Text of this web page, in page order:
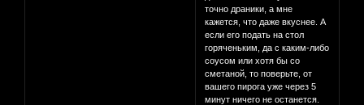
точно драники, а мне
кажется, что даже вкуснее. А
если его подать на стол
горяченьким, да с каким-либо
соусом или хотя бы со
сметаной, то поверьте, от
вашего пирога уже через 5
минут ничего не останется.